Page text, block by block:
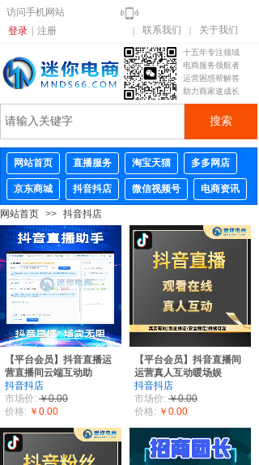
访问手机网站
登录
注册 联系我们 关于我们
十五年专注领域
电商服务领航者
运营困惑帮解答
助力商家速成长
搜索
网站首页 直播服务 淘宝天猫 多多网店
京东商城 抖音抖店 微信视频号 电商资讯
网站首页 >> 抖音抖店
【平台会员】抖音直播运
营直播间云端互动助
抖音抖店
市场价: ￥0.00
价格: ￥0.00
【平台会员】抖音直播间
运营真人互动暖场娱
抖音抖店
市场价: ￥0.00
价格: ￥0.00